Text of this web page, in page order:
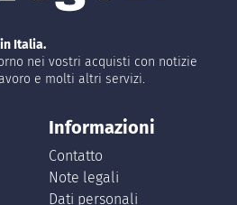
Italia.
nei vostri acquisti con notizie
e molti altri servizi.
Informazioni
Contatto
Note legali
Dati personali